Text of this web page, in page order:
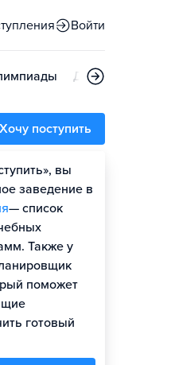
Войти
Дни открытых
Хочу поступить
вы
заведение в
— список
Также у
поможет
готовый
поступлению